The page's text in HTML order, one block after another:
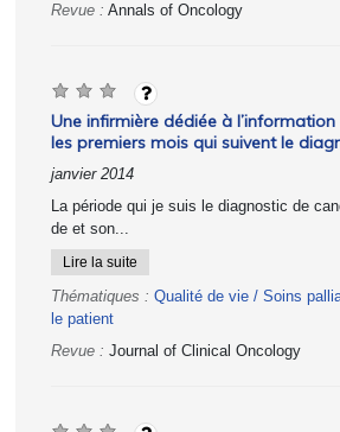
Revue : Annals of Oncology
Une infirmière dédiée à
les premiers mois qui suivent le
janvier 2014
La période qui je suis le diagnostic de
de et son...
Lire la suite
Thématiques : Qualité de vie / Soins
le patient
Revue : Journal of Clinical Oncology